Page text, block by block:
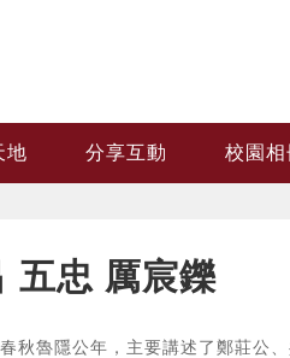
地 分享互動 校園相
五忠 厲宸鑠
秋魯隱公年，主要講述了鄭莊公